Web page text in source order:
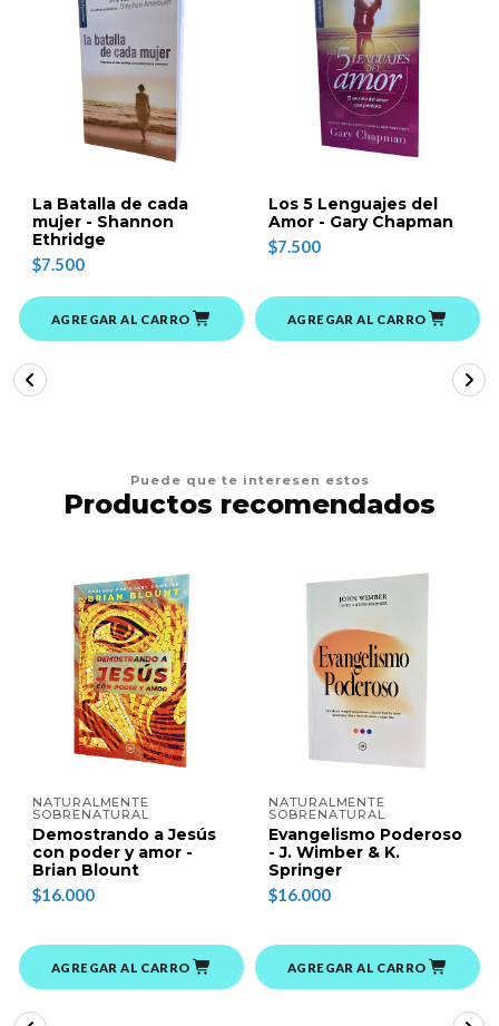
La Batalla de cada
mujer - Shannon
Ethridge
$7.500
AGREGAR AL CARRO
Los 5 Lenguajes del
Amor - Gary Chapman
$7.500
AGREGAR AL CARRO
Puede que te interesen estos
Productos recomendados
NATURALMENTE
SOBRENATURAL
Demostrando a Jesús
con poder y amor -
Brian Blount
$16.000
AGREGAR AL CARRO
NATURALMENTE
SOBRENATURAL
Evangelismo Poderoso
- J. Wimber & K.
Springer
$16.000
AGREGAR AL CARRO